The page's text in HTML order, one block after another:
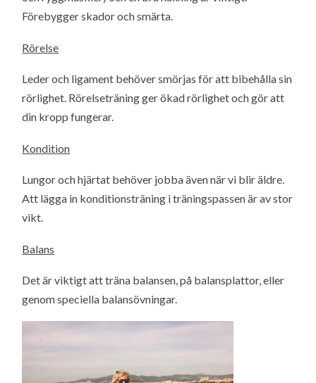
Förebygger skador och smärta.
Rörelse
Leder och ligament behöver smörjas för att bibehålla sin
rörlighet. Rörelseträning ger ökad rörlighet och gör att
din kropp fungerar.
Kondition
Lungor och hjärtat behöver jobba även när vi blir äldre.
Att lägga in konditionsträning i träningspassen är av stor
vikt.
Balans
Det är viktigt att träna balansen, på balansplattor, eller
genom speciella balansövningar.